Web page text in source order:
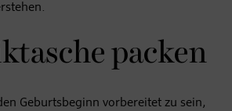
packen
Geburtsbeginn vorbereitet zu sein,